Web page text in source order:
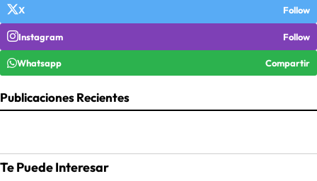
X Follow
Instagram Follow
Whatsapp Compartir
Publicaciones Recientes
Te Puede Interesar